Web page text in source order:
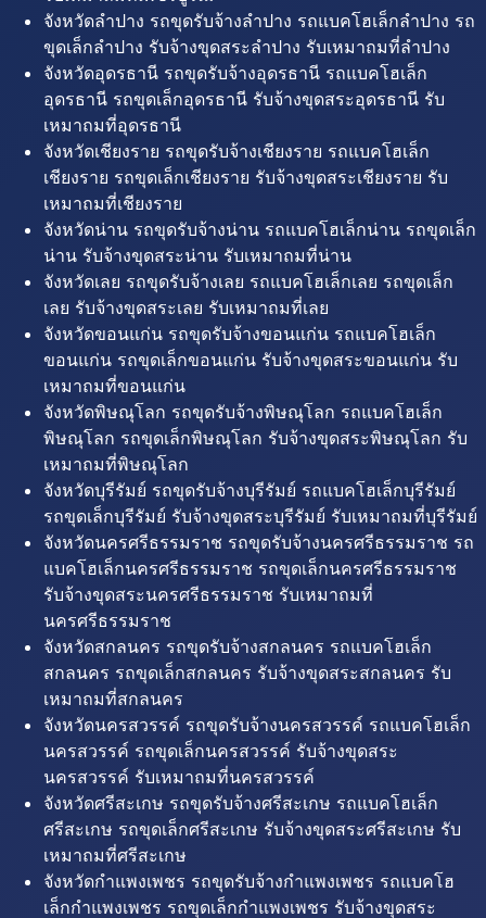
จังหวัดลำปาง รถขุดรับจ้างลำปาง รถแบคโฮเล็กลำปาง รถ
ขุดเล็กลำปาง รับจ้างขุดสระลำปาง รับเหมาถมที่ลำปาง
จังหวัดอุดรธานี รถขุดรับจ้างอุดรธานี รถแบคโฮเล็ก
อุดรธานี รถขุดเล็กอุดรธานี รับจ้างขุดสระอุดรธานี รับ
เหมาถมที่อุดรธานี
จังหวัดเชียงราย รถขุดรับจ้างเชียงราย รถแบคโฮเล็ก
เชียงราย รถขุดเล็กเชียงราย รับจ้างขุดสระเชียงราย รับ
เหมาถมที่เชียงราย
จังหวัดน่าน รถขุดรับจ้างน่าน รถแบคโฮเล็กน่าน รถขุดเล็ก
น่าน รับจ้างขุดสระน่าน รับเหมาถมที่น่าน
จังหวัดเลย รถขุดรับจ้างเลย รถแบคโฮเล็กเลย รถขุดเล็ก
เลย รับจ้างขุดสระเลย รับเหมาถมที่เลย
จังหวัดขอนแก่น รถขุดรับจ้างขอนแก่น รถแบคโฮเล็ก
ขอนแก่น รถขุดเล็กขอนแก่น รับจ้างขุดสระขอนแก่น รับ
เหมาถมที่ขอนแก่น
จังหวัดพิษณุโลก รถขุดรับจ้างพิษณุโลก รถแบคโฮเล็ก
พิษณุโลก รถขุดเล็กพิษณุโลก รับจ้างขุดสระพิษณุโลก รับ
เหมาถมที่พิษณุโลก
จังหวัดบุรีรัมย์ รถขุดรับจ้างบุรีรัมย์ รถแบคโฮเล็กบุรีรัมย์
รถขุดเล็กบุรีรัมย์ รับจ้างขุดสระบุรีรัมย์ รับเหมาถมที่บุรีรัมย์
จังหวัดนครศรีธรรมราช รถขุดรับจ้างนครศรีธรรมราช รถ
แบคโฮเล็กนครศรีธรรมราช รถขุดเล็กนครศรีธรรมราช
รับจ้างขุดสระนครศรีธรรมราช รับเหมาถมที่
นครศรีธรรมราช
จังหวัดสกลนคร รถขุดรับจ้างสกลนคร รถแบคโฮเล็ก
สกลนคร รถขุดเล็กสกลนคร รับจ้างขุดสระสกลนคร รับ
เหมาถมที่สกลนคร
จังหวัดนครสวรรค์ รถขุดรับจ้างนครสวรรค์ รถแบคโฮเล็ก
นครสวรรค์ รถขุดเล็กนครสวรรค์ รับจ้างขุดสระ
นครสวรรค์ รับเหมาถมที่นครสวรรค์
จังหวัดศรีสะเกษ รถขุดรับจ้างศรีสะเกษ รถแบคโฮเล็ก
ศรีสะเกษ รถขุดเล็กศรีสะเกษ รับจ้างขุดสระศรีสะเกษ รับ
เหมาถมที่ศรีสะเกษ
จังหวัดกำแพงเพชร รถขุดรับจ้างกำแพงเพชร รถแบคโฮ
เล็กกำแพงเพชร รถขุดเล็กกำแพงเพชร รับจ้างขุดสระ